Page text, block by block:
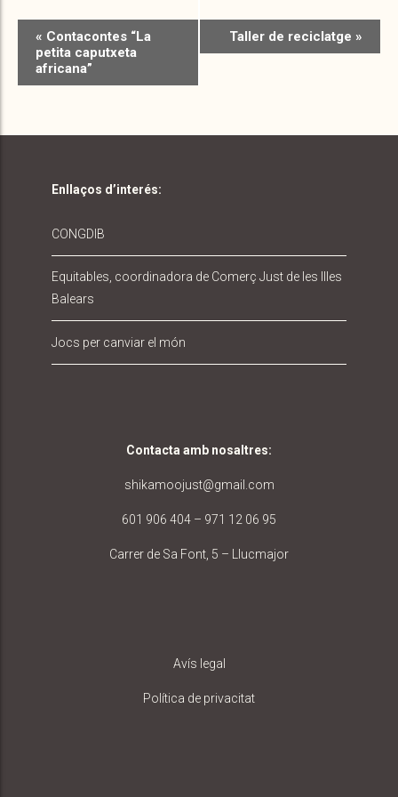
« Contacontes “La
petita caputxeta
africana”
Taller de reciclatge »
Enllaços d’interés:
CONGDIB
Equitables, coordinadora de Comerç Just de les Illes
Balears
Jocs per canviar el món
Contacta amb nosaltres:
shikamoojust@gmail.com
601 906 404 – 971 12 06 95
Carrer de Sa Font, 5 – Llucmajor
Avís legal
Política de privacitat